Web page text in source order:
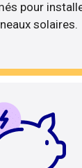
pour
solaires.